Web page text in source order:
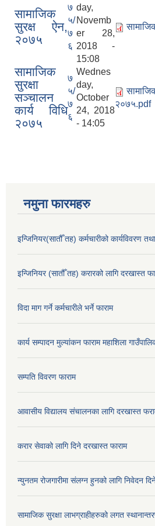
सामाजिक
सुरक्ष ऐन,
२०७५
७
५/
७
६
day,
Novemb
er 28,
2018 -
15:08
सामाजिक
सुरक्षा
सञ्चालन
कार्य विधि
२०७५
७
५/
७
६
Wednes
day,
October
24, 2018
- 14:05
२०७५.pdf
नमुना फारमहरु
इन्जिनियर(सातौँ तह) कर्मचारीको कार्यविवरण
इन्जिनियर (सातौँ तह) करारको लागि दरखास्त
विदा माग गर्ने कर्मचारीले भर्ने फाराम
कार्य सम्पादन मुल्यांकन फाराम महाशिला
सम्पति विवरण फाराम
आवासीय विद्यालय संचालनका लागि दरखास्त
करार सेवाको लागि दिने दरखास्त फाराम
न्युनतम रोजगारीमा संलग्न हुनको लागि निवेदन
सामाजिक सुरक्षा लाभग्राहीहरुको लगत